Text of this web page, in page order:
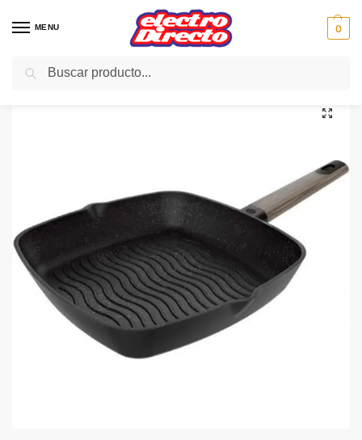
MENU 0
Inicio PAE / Cocina / Menaje